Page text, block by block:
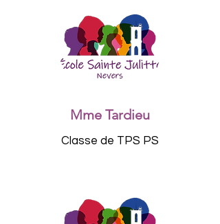
Mme Tardieu
Classe de TPS PS